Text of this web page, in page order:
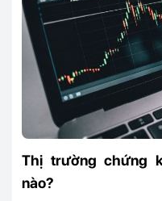
Thị trường chứng
nào?